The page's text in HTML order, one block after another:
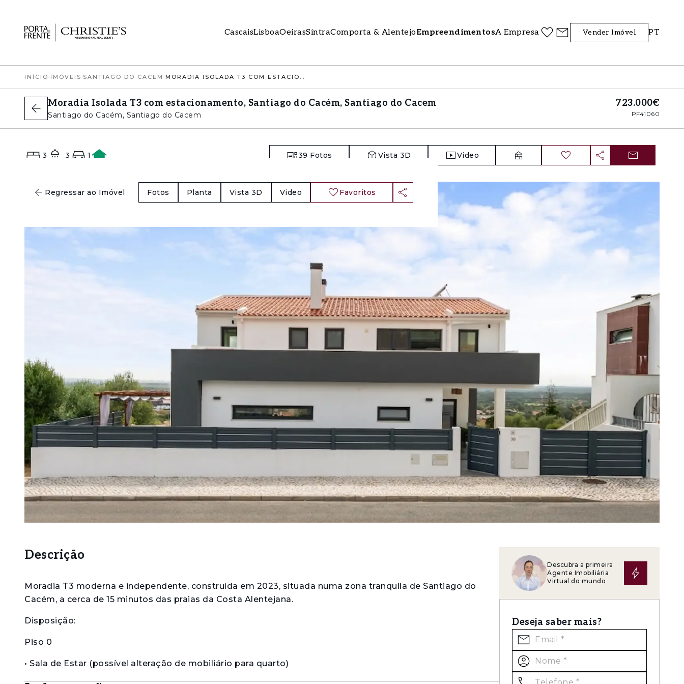
CascaisLisboaOeirasSintraComporta & AlentejoEmpreendimentosA Empresa Vender Imóvel PT
INÍCIO › IMÓVEIS ›SANTIAGO DO CACEM › MORADIA ISOLADA T3 COM ESTACIONAMENTO, SANTIAGO DO CACÉM, SANTIAGO DO CACEM
Moradia Isolada T3 com estacionamento, Santiago do Cacém, Santiago do Cacem
Santiago do Cacém, Santiago do Cacem
723.000€
PF41060
3 3 1 39 Fotos Vista 3D Video
Descrição
Moradia T3 moderna e independente, construída em 2023, situada numa zona tranquila de Santiago do
Cacém, a cerca de 15 minutos das praias da Costa Alentejana.
Disposição:
Piso 0
• Sala de Estar (possível alteração de mobiliário para quarto)
Descubra a primeira
Agente Imobiliária
Virtual do mundo
Deseja saber mais?
Regressar ao Imóvel Fotos Planta Vista 3D Video Favoritos